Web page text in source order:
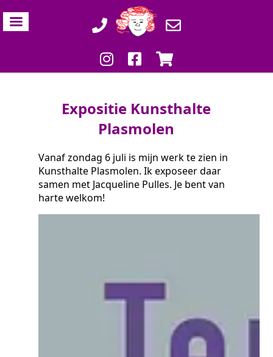
Expositie Kunsthalte
Plasmolen
Vanaf zondag 6 juli is mijn werk te zien in
Kunsthalte Plasmolen. Ik exposeer daar
samen met Jacqueline Pulles. Je bent van
harte welkom!